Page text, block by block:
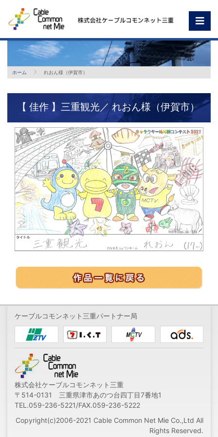
ホーム れおん様（伊賀市）
【 佳作 】三重観光／ れおん様（伊賀市）
ケーブルコモンネット三重パートナー局
株式会社ケーブルコモンネット三重
〒514-0131 三重県津市あのつ台四丁目7番地1
TEL.059-236-5221/FAX.059-236-5222
Copyright(c)2006-2021 Cable Common Net Mie Co.,Ltd All
Rights Reserved.